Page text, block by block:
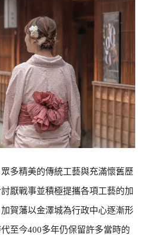
多精美的傳統工藝與充滿懷舊歷
厭戰事並積極提攜各項工藝的加
賀藩以金澤城為行政中心逐漸形
至今400多年仍保留許多當時的